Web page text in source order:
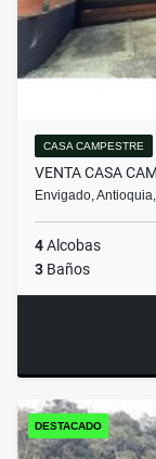
CASA CAMPESTRE
VENTA CASA
Envigado,
4Alcobas
3 Baños
DESTACADO